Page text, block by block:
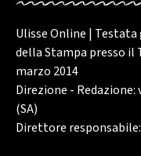
Ulisse Online |
della Stampa presso il
marzo 2014
Direzione - Redazione:
(SA)
Direttore